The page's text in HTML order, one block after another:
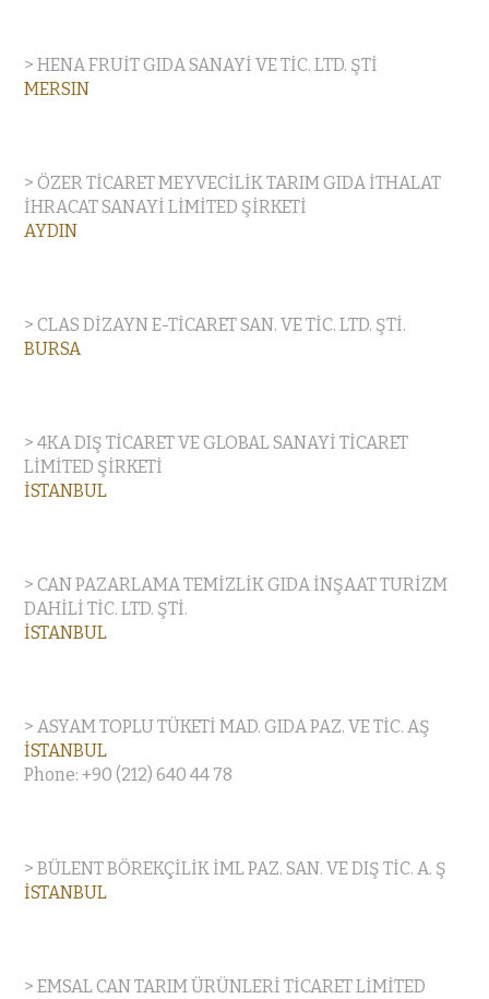
> HENA FRUİT GIDA SANAYİ VE TİC. LTD. ŞTİ
MERSIN
> ÖZER TİCARET MEYVECİLİK TARIM GIDA İTHALAT
İHRACAT SANAYİ LİMİTED ŞİRKETİ
AYDIN
> CLAS DİZAYN E-TİCARET SAN. VE TİC. LTD. ŞTİ.
BURSA
> 4KA DIŞ TİCARET VE GLOBAL SANAYİ TİCARET
LİMİTED ŞİRKETİ
İSTANBUL
> CAN PAZARLAMA TEMİZLİK GIDA İNŞAAT TURİZM
DAHİLİ TİC. LTD. ŞTİ.
İSTANBUL
> ASYAM TOPLU TÜKETİ MAD. GIDA PAZ. VE TİC. AŞ
İSTANBUL
Phone: +90 (212) 640 44 78
> BÜLENT BÖREKÇİLİK İML PAZ. SAN. VE DIŞ TİC. A. Ş
İSTANBUL
> EMSAL CAN TARIM ÜRÜNLERİ TİCARET LİMİTED